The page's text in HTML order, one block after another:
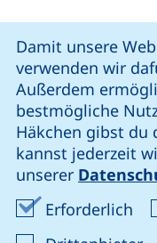
Damit unsere
verwenden wir
Außerdem
bestmögliche
Häkchen gibst du
kannst jederzeit
unserer
Erforderlich
unsere Facebook-
unsere
Cookie-
Impressum
Datenschutz